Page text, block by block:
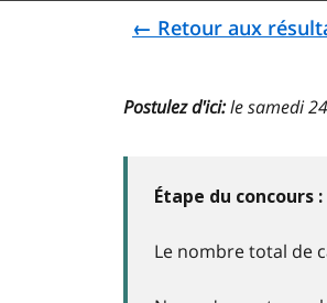
← Retour aux
Postulez d'ici:le samedi
Étape du concours :
Le nombre total de